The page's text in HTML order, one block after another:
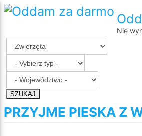
Nie
SZUKAJ
PRZYJME PIESKA Z